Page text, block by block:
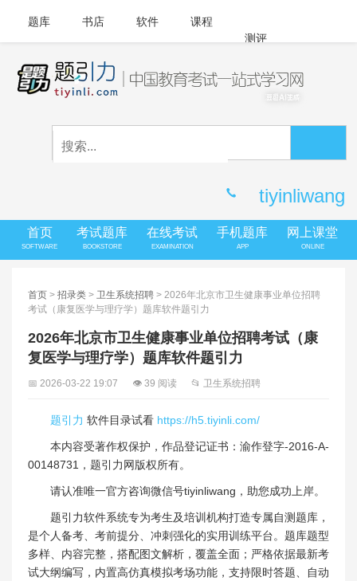
题库 书店 软件
课程
测评
APP下载
tiyinliwang
首页
SOFTWARE
考试题库
BOOKSTORE
在线考试
EXAMINATION
手机题库
APP
网上课堂
ONLINE
首页 > 招录类 > 卫生系统招聘 > 2026年北京市卫生健康事业单位招聘
考试（康复医学与理疗学）题库软件题引力
2026年北京市卫生健康事业单位招聘考试（康
复医学与理疗学）题库软件题引力
📅 2026-03-22 19:07 👁 39 阅读 📂 卫生系统招聘
题引力 软件目录试看 https://h5.tiyinli.com/
本内容受著作权保护，作品登记证书：渝作登字-2016-A-
00148731，题引力网版权所有。
请认准唯一官方咨询微信号tiyinliwang，助您成功上岸。
题引力软件系统专为考生及培训机构打造专属自测题库，
是个人备考、考前提分、冲刺强化的实用训练平台。题库题型
多样、内容完整，搭配图文解析，覆盖全面；严格依据最新考
试大纲编写，内置高仿真模拟考场功能，支持限时答题、自动